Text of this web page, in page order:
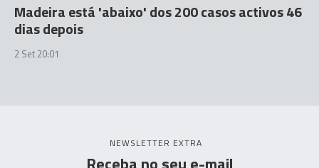
Madeira está 'abaixo' dos 200 casos activos 46
dias depois
2 Set 20:01
NEWSLETTER EXTRA